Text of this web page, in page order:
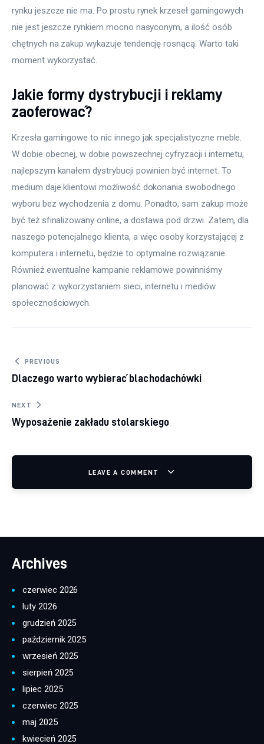
rynku jeszcze nie ma. Po prostu rynek krzeseł gamingowych
nie jest jeszcze rynkiem mocno nasyconym, a ilość osób
chętnych na zakup wykazuje tendencję rosnącą. Warto taki
moment wykorzystać.
Jakie formy dystrybucji i reklamy
zaoferować?
Krzesła gamingowe to nic innego jak specjalistyczne meble.
W dobie obecnej, w dobie powszechnej cyfryzacji i internetu,
najlepszym kanałem dystrybucji powinien być internet. To
medium daje klientowi możliwość dokonania swobodnego
wyboru bez wychodzenia z domu. Ponadto, sam zakup może
być też sfinalizowany online, a dostawa pod drzwi. Zatem, dla
naszego potencjalnego klienta, a więc osoby korzystającej z
komputera i internetu, będzie to optymalne rozwiązanie.
Również ewentualne kampanie reklamowe powinniśmy
planować z wykorzystaniem sieci, internetu i mediów
społecznościowych.
Nawigacja wpisu
PREVIOUS
Dlaczego warto wybierać blachodachówki
NEXT
Wyposażenie zakładu stolarskiego
LEAVE A COMMENT
Archives
czerwiec 2026
luty 2026
grudzień 2025
październik 2025
wrzesień 2025
sierpień 2025
lipiec 2025
czerwiec 2025
maj 2025
kwiecień 2025